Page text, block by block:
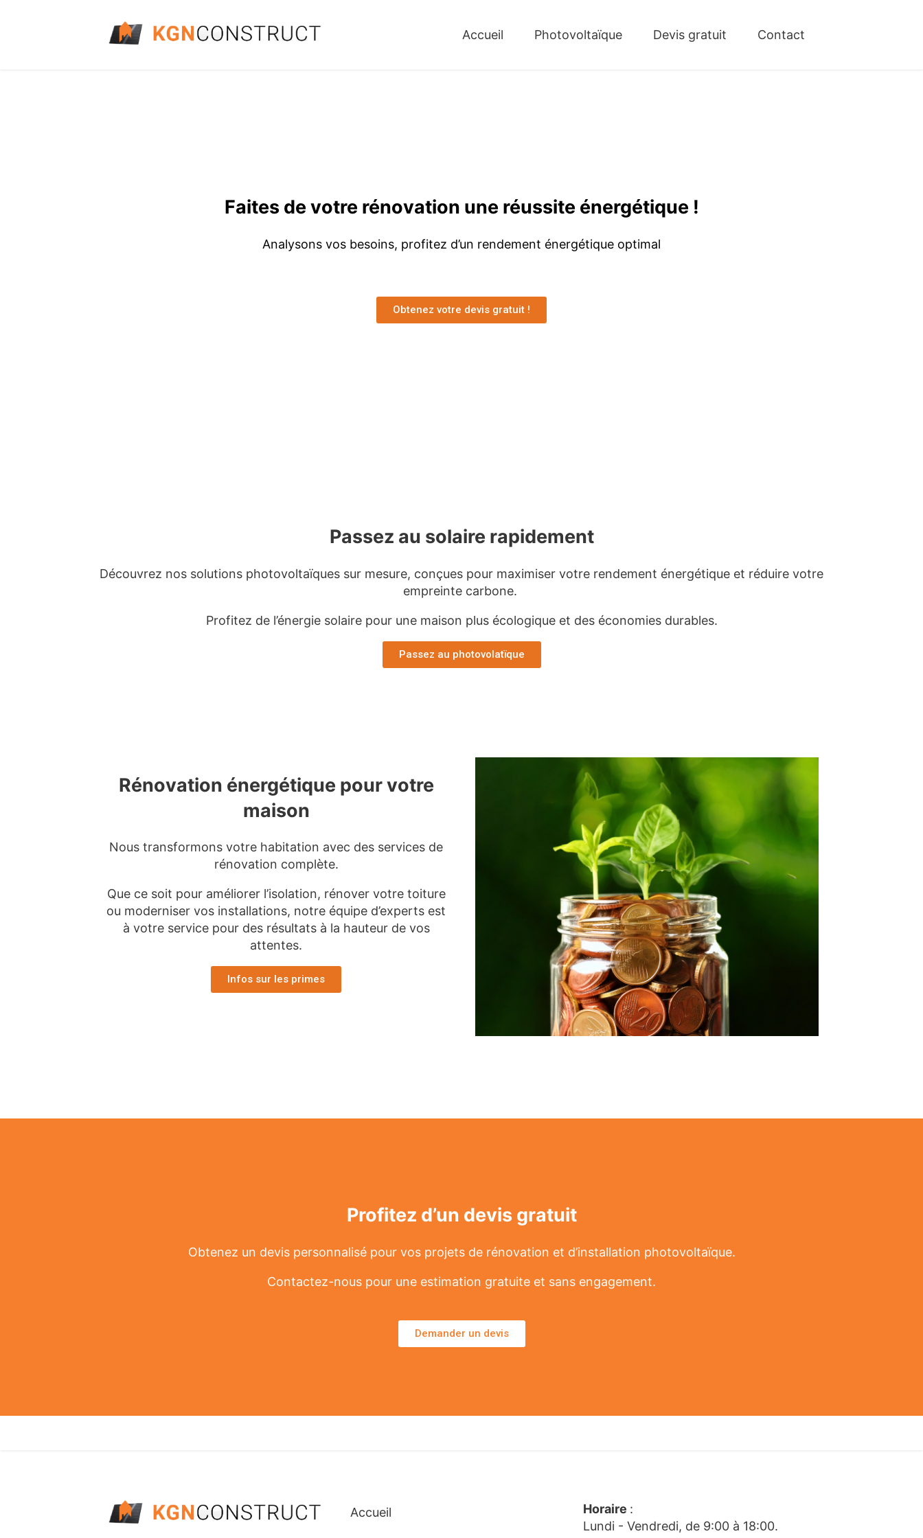
Accueil Photovoltaïque Devis gratuit Contact
Faites de votre rénovation une réussite énergétique !
Analysons vos besoins, profitez d’un rendement énergétique optimal
Obtenez votre devis gratuit !
Passez au solaire rapidement
Découvrez nos solutions photovoltaïques sur mesure, conçues pour maximiser votre rendement énergétique et réduire votre
empreinte carbone.
Profitez de l’énergie solaire pour une maison plus écologique et des économies durables.
Passez au photovolatïque
Rénovation énergétique pour votre
maison
Nous transformons votre habitation avec des services de
rénovation complète.
Que ce soit pour améliorer l’isolation, rénover votre toiture
ou moderniser vos installations, notre équipe d’experts est
à votre service pour des résultats à la hauteur de vos
attentes.
Infos sur les primes
Profitez d’un devis gratuit
Obtenez un devis personnalisé pour vos projets de rénovation et d’installation photovoltaïque.
Contactez-nous pour une estimation gratuite et sans engagement.
Demander un devis
Accueil Horaire :
Lundi - Vendredi, de 9:00 à 18:00.